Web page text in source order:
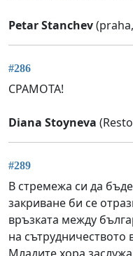
Petar Stanchev
#286
СРАМОТА!
Diana Stoyneva
#289
В стремежа си да
закриване би се
връзката между
на сътрудничеството